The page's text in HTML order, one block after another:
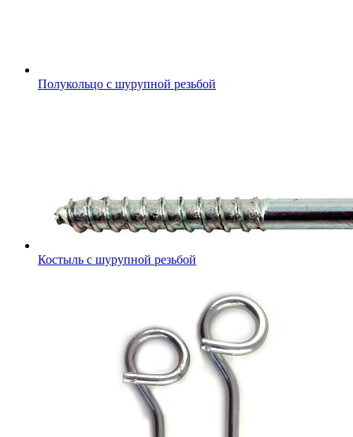
Полукольцо с шурупной резьбой
Костыль с шурупной резьбой